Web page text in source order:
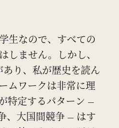
生なので、すべての
しません。しかし、
り、私が歴史を読ん
ムワークは非常に理
特定するパターン —
、大国間競争 — はす